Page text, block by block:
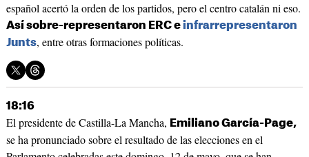
español acertó la orden de los partidos, pero el centro catalán ni eso.
Así sobre-representaron ERC einfrarrepresentaron
Junts, entre otras formaciones políticas.
18:16
El presidente de Castilla-La Mancha, Emiliano García-Page,
se ha pronunciado sobre el resultado de las elecciones en el